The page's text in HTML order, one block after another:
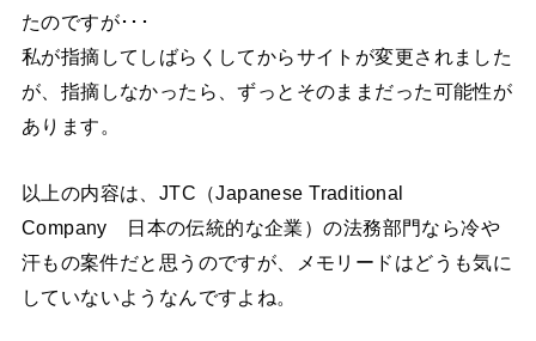
たのですが･･･
私が指摘してしばらくしてからサイトが変更されました
が、指摘しなかったら、ずっとそのままだった可能性が
あります。
以上の内容は、JTC（Japanese Traditional
Company 日本の伝統的な企業）の法務部門なら冷や
汗もの案件だと思うのですが、メモリードはどうも気に
していないようなんですよね。